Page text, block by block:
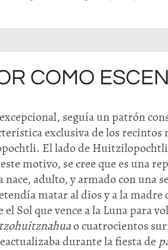
COMO
seguía un patrón
exclusiva de los
El lado de
motivo, se cree que es una
adulto, y armado con una
matar al dios y a la madre
Sol que vence a la Luna para
o cuatrocientos
durante la fiesta de